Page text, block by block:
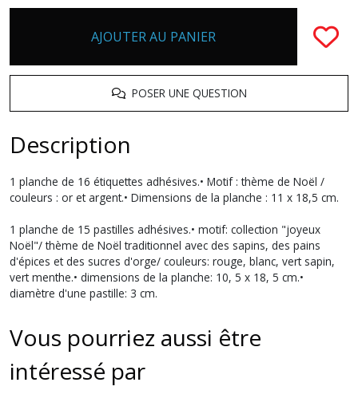
AJOUTER AU PANIER
POSER UNE QUESTION
Description
1 planche de 16 étiquettes adhésives.• Motif : thème de Noël /
couleurs : or et argent.• Dimensions de la planche : 11 x 18,5 cm.
1 planche de 15 pastilles adhésives.• motif: collection "joyeux
Noël"/ thème de Noël traditionnel avec des sapins, des pains
d'épices et des sucres d'orge/ couleurs: rouge, blanc, vert sapin,
vert menthe.• dimensions de la planche: 10, 5 x 18, 5 cm.•
diamètre d'une pastille: 3 cm.
Vous pourriez aussi être
intéressé par